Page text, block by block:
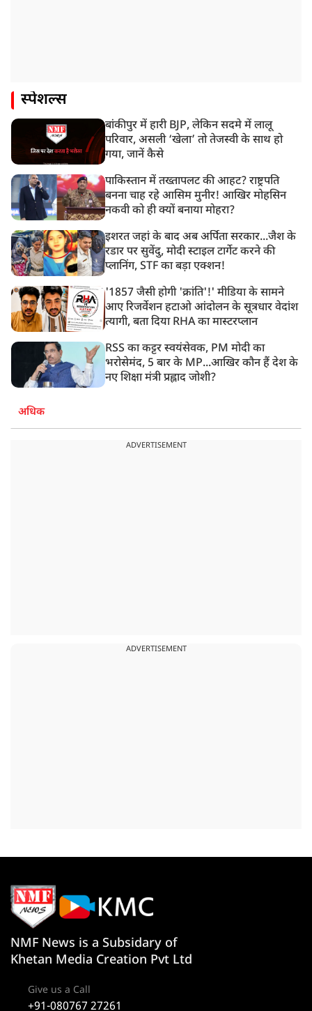
स्पेशल्स
बांकीपुर में हारी BJP, लेकिन सदमे में लालू
परिवार, असली ‘खेला’ तो तेजस्वी के साथ हो
गया, जानें कैसे
पाकिस्तान में तख्तापलट की आहट? राष्ट्रपति
बनना चाह रहे आसिम मुनीर! आखिर मोहसिन
नकवी को ही क्यों बनाया मोहरा?
इशरत जहां के बाद अब अर्पिता सरकार...जैश के
रडार पर सुवेंदु, मोदी स्टाइल टार्गेट करने की
प्लानिंग, STF का बड़ा एक्शन!
'1857 जैसी होगी 'क्रांति'!' मीडिया के सामने
आए रिजर्वेशन हटाओ आंदोलन के सूत्रधार वेदांश
त्यागी, बता दिया RHA का मास्टरप्लान
RSS का कट्टर स्वयंसेवक, PM मोदी का
भरोसेमंद, 5 बार के MP...आखिर कौन हैं देश के
नए शिक्षा मंत्री प्रह्लाद जोशी?
अधिक
ADVERTISEMENT
ADVERTISEMENT
NMF News is a Subsidary of
Khetan Media Creation Pvt Ltd
Give us a Call
+91-080767 27261